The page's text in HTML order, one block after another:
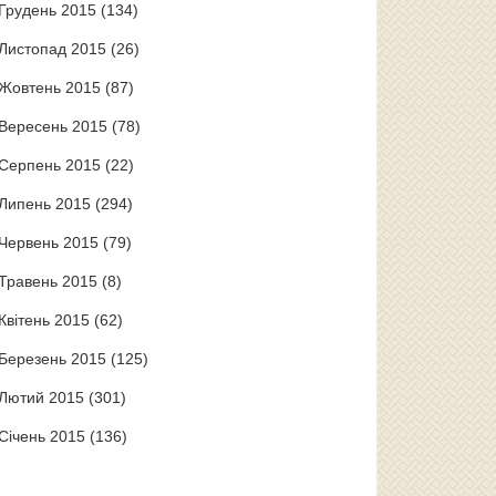
2015(134)
2015(26)
2015(87)
2015(78)
2015(22)
2015(294)
2015(79)
2015(8)
2015(62)
2015(125)
2015(301)
2015(136)